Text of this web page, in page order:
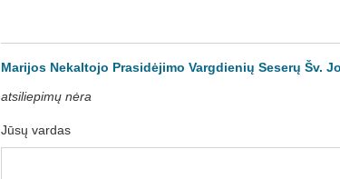
Marijos Nekaltojo Prasidėjimo Vargdienių Seserų Šv.
atsiliepimų nėra
Jūsų vardas